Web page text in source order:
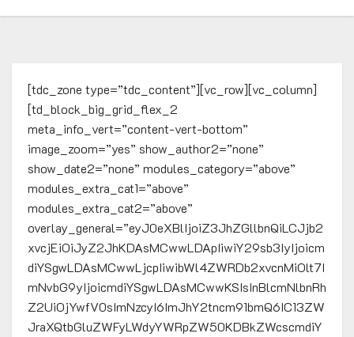
[tdc_zone type=”tdc_content”][vc_row][vc_column]
[td_block_big_grid_flex_2
meta_info_vert=”content-vert-bottom”
image_zoom=”yes” show_author2=”none”
show_date2=”none” modules_category=”above”
modules_extra_cat1=”above”
modules_extra_cat2=”above”
overlay_general=”eyJ0eXBlIjoiZ3JhZGllbnQiLCJjb2
xvcjEiOiJyZ2JhKDAsMCwwLDApIiwiY29sb3IyIjoicm
diYSgwLDAsMCwwLjcpIiwibWl4ZWRDb2xvcnMiOlt7I
mNvbG9yIjoicmdiYSgwLDAsMCwwKSIsInBlcmNlbnRh
Z2UiOjYwfV0sImNzcyI6ImJhY2tncm91bmQ6IC13ZW
JraXQtbGluZWFyLWdyYWRpZW50KDBkZWcscmdiY